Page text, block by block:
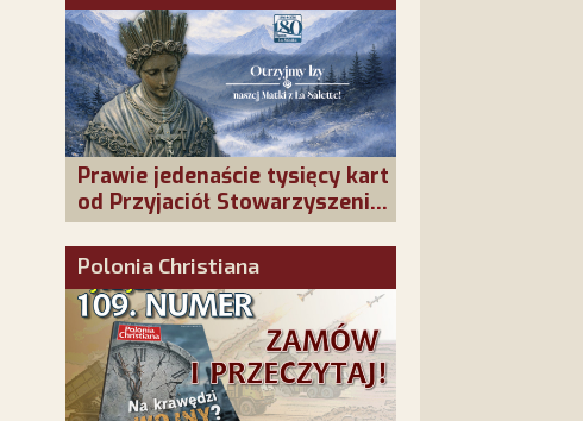
Prawie jedenaście tysięcy kart
od Przyjaciół Stowarzyszenia
złożonych w La Salette!
Polonia Christiana